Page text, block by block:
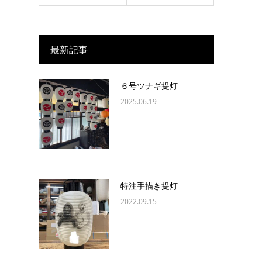
最新記事
６号ツナギ提灯
2025.06.19
特注手描き提灯
2022.09.15